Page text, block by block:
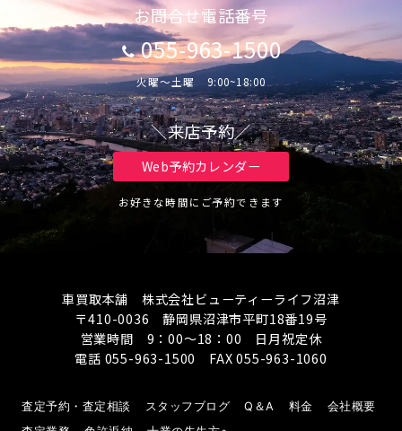
お問合せ電話番号
055-963-1500
火曜～土曜 9:00~18:00
＼来店予約／
Web予約カレンダー
お好きな時間にご予約できます
車買取本舗 株式会社ビューティーライフ沼津
〒410-0036 静岡県沼津市平町18番19号
営業時間 9：00～18：00 日月祝定休
電話 055-963-1500 FAX 055-963-1060
査定予約・査定相談 スタッフブログ Q＆A 料金
会社概要